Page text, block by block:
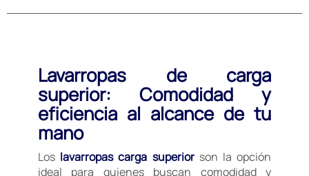
Lavarropas de carga
superior: Comodidad y
eficiencia al alcance de tu
mano
Los lavarropas carga superiorson la opción
ideal para quienes buscan comodidad y